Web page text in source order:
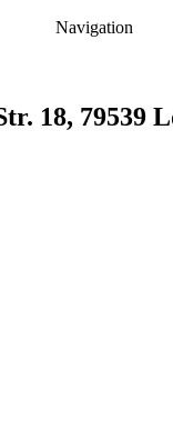
Navigation
18, 79539